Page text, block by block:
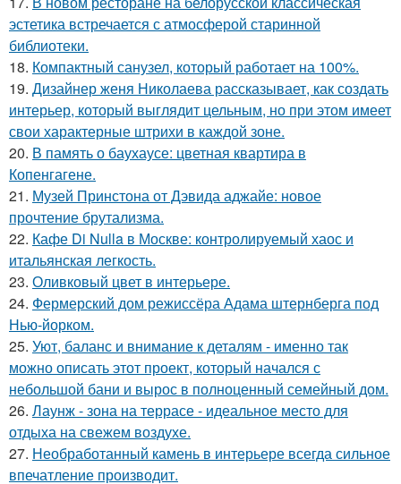
эстетика встречается с атмосферой старинной
библиотеки.
18. Компактный санузел, который работает на 100%.
19. Дизайнер женя Николаева рассказывает, как создать
интерьер, который выглядит цельным, но при этом имеет
свои характерные штрихи в каждой зоне.
20. В память о баухаусе: цветная квартира в
Копенгагене.
21. Музей Принстона от Дэвида аджайе: новое
прочтение брутализма.
22. Кафе Di Nulla в Москве: контролируемый хаос и
итальянская легкость.
23. Оливковый цвет в интерьере.
24. Фермерский дом режиссёра Адама штернберга под
Нью-йорком.
25. Уют, баланс и внимание к деталям - именно так
можно описать этот проект, который начался с
небольшой бани и вырос в полноценный семейный дом.
26. Лаунж - зона на террасе - идеальное место для
отдыха на свежем воздухе.
27. Необработанный камень в интерьере всегда сильное
впечатление производит.